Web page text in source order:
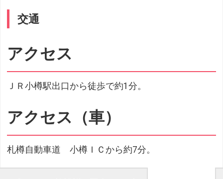
交通
アクセス
ＪＲ小樽駅出口から徒歩で約1分。
アクセス（車）
札樽自動車道 小樽ＩＣから約7分。